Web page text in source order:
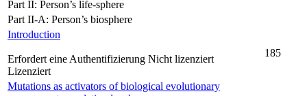
Part II: Person’s life-sphere
Part II-A: Person’s biosphere
Introduction
Erfordert eine Authentifizierung Nicht lizenziert
Lizenziert
185
Mutations as activators of biological evolutionary